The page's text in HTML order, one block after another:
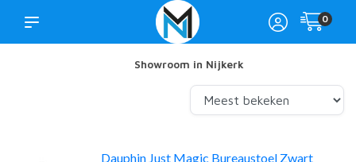
0
Showroom in Nijkerk
Dauphin Just Magic Bureaustoel Zwart